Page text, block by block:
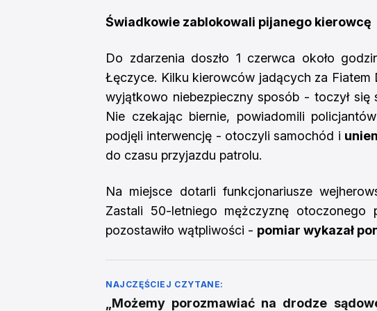
Świadkowie zablokowali pijanego kierowcę
Do zdarzenia doszło 1 czerwca około
Łęczyce. Kilku kierowców jadących za Fiatem
wyjątkowo niebezpieczny sposób - toczył się
Nie czekając biernie, powiadomili
podjęli interwencję - otoczyli samochód i
do czasu przyjazdu patrolu.
Na miejsce dotarli funkcjonariusze
Zastali 50-letniego mężczyznę otoczonego
pozostawiło wątpliwości - pomiar wykazał
NAJCZĘŚCIEJ CZYTANE:
„Możemy porozmawiać na drodze